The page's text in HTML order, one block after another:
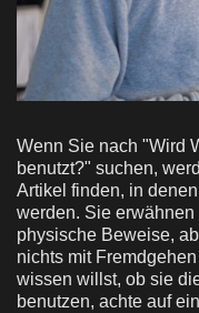
Wenn Sie nach "Wird
benutzt?" suchen,
Artikel finden, in
werden. Sie
physische Beweise,
nichts mit
wissen willst, ob sie
benutzen, achte auf